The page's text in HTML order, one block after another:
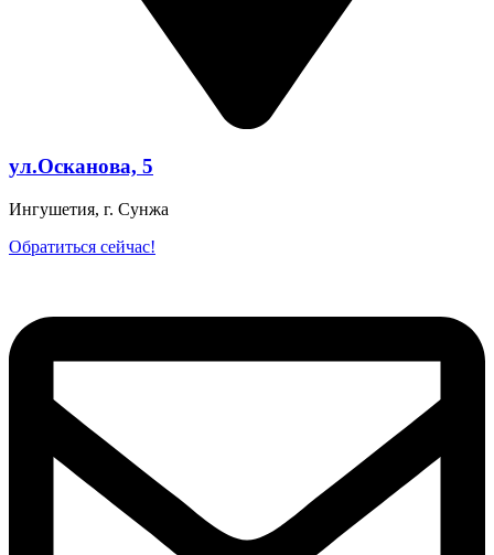
ул.Осканова, 5
Ингушетия, г. Сунжа
Обратиться сейчас!